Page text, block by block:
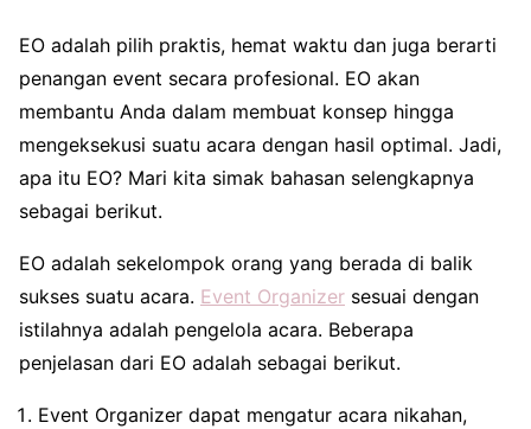
EO adalah pilih praktis, hemat waktu dan juga berarti
penangan event secara profesional. EO akan
membantu Anda dalam membuat konsep hingga
mengeksekusi suatu acara dengan hasil optimal. Jadi,
apa itu EO? Mari kita simak bahasan selengkapnya
sebagai berikut.
EO adalah sekelompok orang yang berada di balik
sukses suatu acara. Event Organizer sesuai dengan
istilahnya adalah pengelola acara. Beberapa
penjelasan dari EO adalah sebagai berikut.
Event Organizer dapat mengatur acara nikahan,